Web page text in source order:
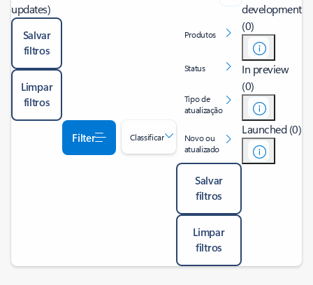
updates)
Salvar
filtros
Limpar
filtros
Filter Classificar
Produtos
Status
Tipo de
atualização
Novo ou
atualizado
Salvar
filtros
Limpar
filtros
development
(0)
In preview
(0)
Launched (0)